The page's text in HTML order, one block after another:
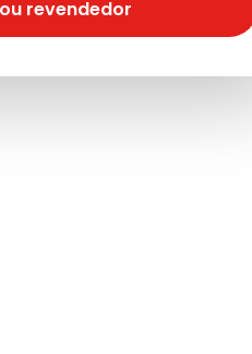
revendedor